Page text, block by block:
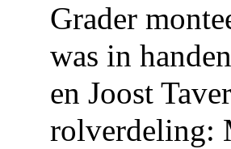
Grader
was in
en Joost
rolverdeling: